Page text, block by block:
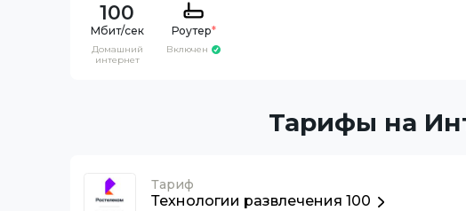
100
Домашний
интернет
Роутер*
Включен
Тарифы на
Тариф
Технологии развлечения 100